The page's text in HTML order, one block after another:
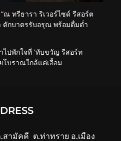
ณ ทรีธารา ริเวอร์ไซด์ รีสอร์ต
ตักบาตรรับอรุณ พร้อมดื่มด่ำ
ไปพักใจที่ ‘ทับขวัญ รีสอร์ท
โบราณใกล้แค่เอื้อม
สามัคคี ต.ท่าทราย อ.เมือง